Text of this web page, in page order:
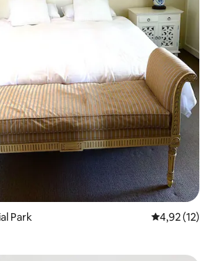
Park Prosječna
4,92 (12)